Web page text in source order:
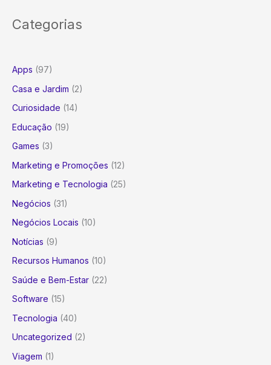
Categorias
Apps (97)
Casa e Jardim (2)
Curiosidade (14)
Educação (19)
Games (3)
Marketing e Promoções (12)
Marketing e Tecnologia (25)
Negócios (31)
Negócios Locais (10)
Notícias (9)
Recursos Humanos (10)
Saúde e Bem-Estar (22)
Software (15)
Tecnologia (40)
Uncategorized (2)
Viagem (1)